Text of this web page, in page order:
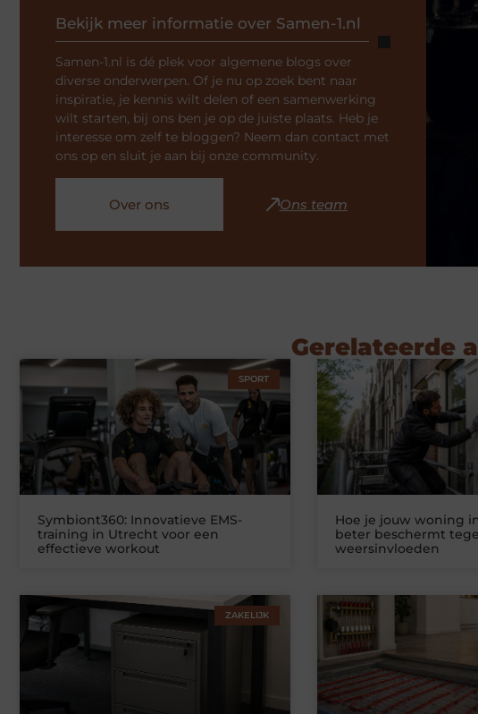
Bekijk meer informatie over Samen-1.nl
Samen-1.nl is dé plek voor algemene blogs over
diverse onderwerpen. Of je nu op zoek bent naar
inspiratie, je kennis wilt delen of een samenwerking
wilt starten, bij ons ben je op de juiste plaats. Heb je
interesse om zelf te bloggen? Neem dan contact met
ons op en sluit je aan bij onze community.
Over ons Ons team
Gerelateerde
SPORT
Symbiont360: Innovatieve EMS-
training in Utrecht voor een
effectieve workout
Hoe je jouw woning
beter beschermt
weersinvloeden
ZAKELIJK